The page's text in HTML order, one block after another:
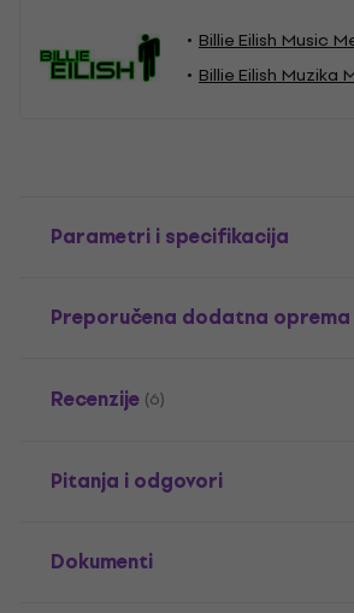
Billie Eilish Music
Billie Eilish Muzika
Parametri i specifikacija
Preporučena dodatna oprema
Recenzije (6)
Pitanja i odgovori
Dokumenti